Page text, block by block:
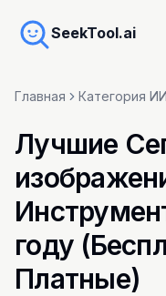
SeekTool.ai
Главная Категория ИИ
Лучшие
году
Платные)